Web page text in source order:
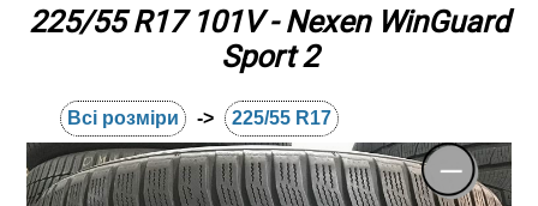
225/55 R17 101V - Nexen WinGuard
Sport 2
Всі розміри -> 225/55 R17